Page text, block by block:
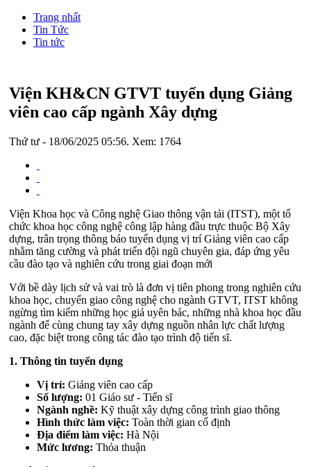
Trang nhất
Tin Tức
Tin tức
Viện KH&CN GTVT tuyển dụng Giảng
viên cao cấp ngành Xây dựng
Thứ tư - 18/06/2025 05:56. Xem: 1764
Viện Khoa học và Công nghệ Giao thông vận tải (ITST), một tổ
chức khoa học công nghệ công lập hàng đầu trực thuộc Bộ Xây
dựng, trân trọng thông báo tuyển dụng vị trí Giảng viên cao cấp
nhằm tăng cường và phát triển đội ngũ chuyên gia, đáp ứng yêu
cầu đào tạo và nghiên cứu trong giai đoạn mới
Với bề dày lịch sử và vai trò là đơn vị tiên phong trong nghiên cứu
khoa học, chuyển giao công nghệ cho ngành GTVT, ITST không
ngừng tìm kiếm những học giả uyên bác, những nhà khoa học đầu
ngành để cùng chung tay xây dựng nguồn nhân lực chất lượng
cao, đặc biệt trong công tác đào tạo trình độ tiến sĩ.
1. Thông tin tuyển dụng
Vị trí: Giảng viên cao cấp
Số lượng: 01 Giáo sư - Tiến sĩ
Ngành nghề: Kỹ thuật xây dựng công trình giao thông
Hình thức làm việc: Toàn thời gian cố định
Địa điểm làm việc: Hà Nội
Mức lương: Thỏa thuận